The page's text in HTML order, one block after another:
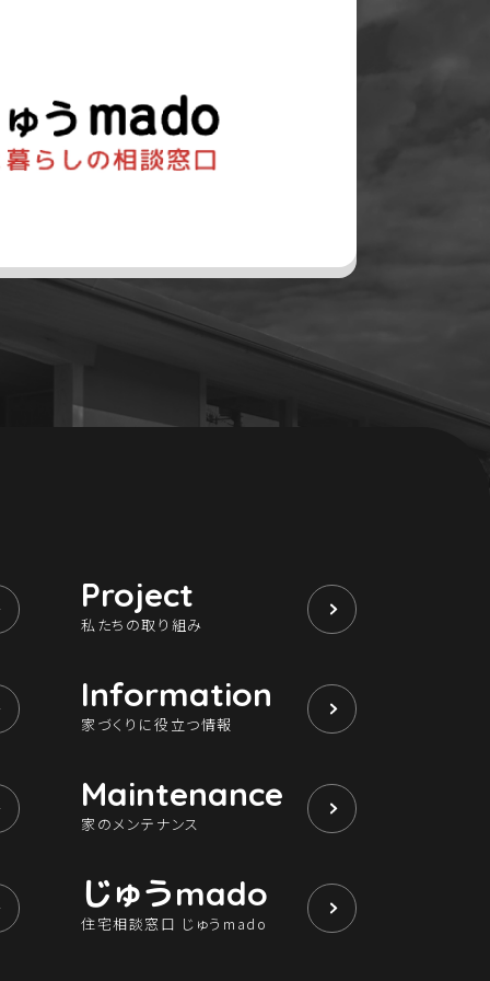
Project
私たちの取り組み
Information
家づくりに役立つ情報
Maintenance
家のメンテナンス
じゅうmado
住宅相談窓口 じゅうmado